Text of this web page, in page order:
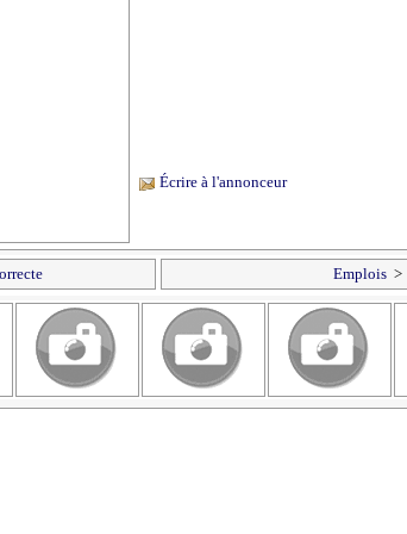
Écrire à l'annonceur
Emplois>